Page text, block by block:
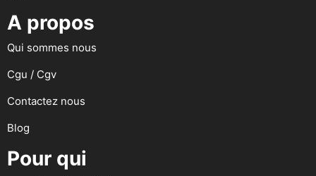
A propos
Qui sommes nous
Cgu / Cgv
Contactez nous
Blog
Pour qui